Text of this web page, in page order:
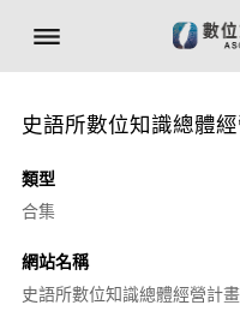
史語所數位知識總體
類型
合集
網站名稱
史語所數位知識總體經營計畫